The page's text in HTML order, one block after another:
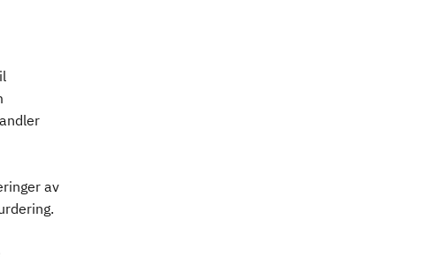
av